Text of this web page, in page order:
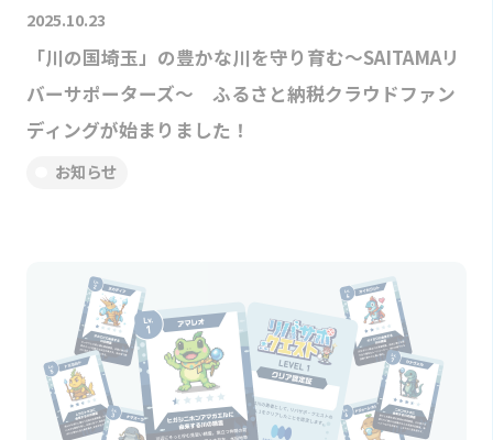
2025.10.23
「川の国埼玉」の豊かな川を守り育む～SAITAMAリ
バーサポーターズ～ ふるさと納税クラウドファン
ディングが始まりました！
お知らせ